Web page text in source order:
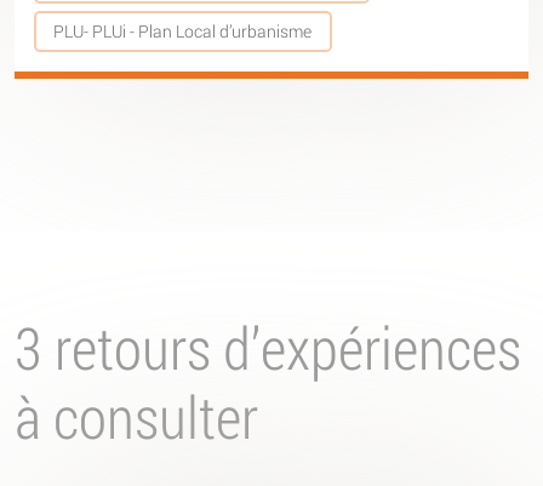
PLU- PLUi - Plan Local d’urbanisme
3 retours d’expériences
à consulter